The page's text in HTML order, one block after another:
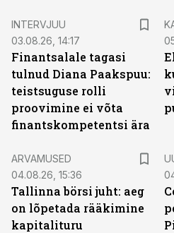
INTERVJUU
03.08.26, 14:17
Finantsalale tagasi
tulnud Diana Paakspuu:
teistsuguse rolli
proovimine ei võta
finantskompetentsi ära
ARVAMUSED
04.08.26, 15:36
Tallinna börsi juht: aeg
on lõpetada rääkimine
kapitalituru